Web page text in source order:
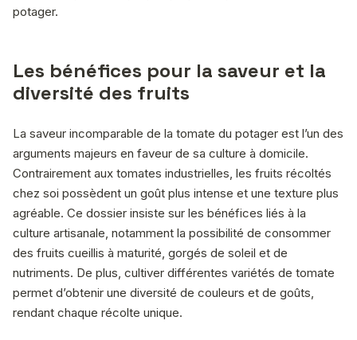
potager.
Les bénéfices pour la saveur et la
diversité des fruits
La saveur incomparable de la tomate du potager est l’un des
arguments majeurs en faveur de sa culture à domicile.
Contrairement aux tomates industrielles, les fruits récoltés
chez soi possèdent un goût plus intense et une texture plus
agréable. Ce dossier insiste sur les bénéfices liés à la
culture artisanale, notamment la possibilité de consommer
des fruits cueillis à maturité, gorgés de soleil et de
nutriments. De plus, cultiver différentes variétés de tomate
permet d’obtenir une diversité de couleurs et de goûts,
rendant chaque récolte unique.